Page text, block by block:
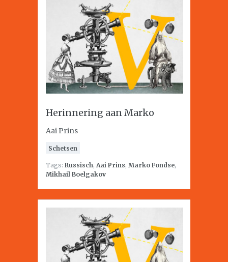
Herinnering aan Marko
Aai Prins
Schetsen
Tags: Russisch, Aai Prins, Marko Fondse,
Mikhail Boelgakov